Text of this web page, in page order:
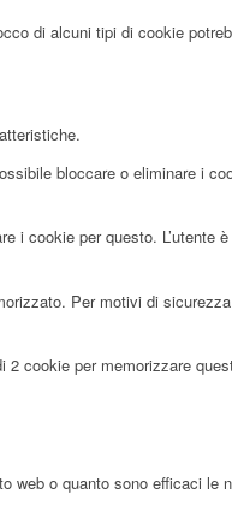
di alcuni tipi di cookie
bloccare o eliminare i
cookie per questo. L’utente
Per motivi di
cookie per memorizzare
o quanto sono efficaci le